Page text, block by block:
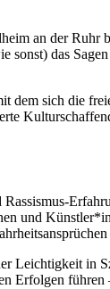
an der Ruhr
sonst) das
dem sich die
und
Leichtigkeit in
Erfolgen